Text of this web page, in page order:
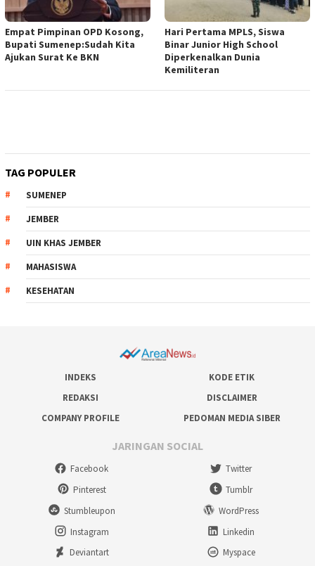
Empat Pimpinan OPD Kosong,
Bupati Sumenep:Sudah Kita
Ajukan Surat Ke BKN
Hari Pertama MPLS, Siswa
Binar Junior High School
Diperkenalkan Dunia
Kemiliteran
TAG POPULER
SUMENEP
JEMBER
UIN KHAS JEMBER
MAHASISWA
KESEHATAN
INDEKS
KODE ETIK
REDAKSI
DISCLAIMER
COMPANY PROFILE
PEDOMAN MEDIA SIBER
JARINGAN SOCIAL
Facebook
Twitter
Pinterest
Tumblr
Stumbleupon
WordPress
Instagram
Linkedin
Deviantart
Myspace